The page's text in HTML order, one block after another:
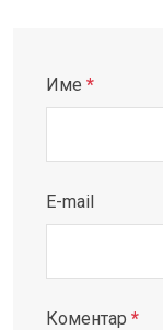
Име *
E-mail
Коментар *